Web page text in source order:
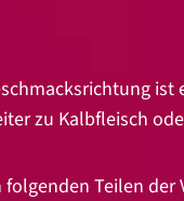
zu Kalbfleisch
Teilen